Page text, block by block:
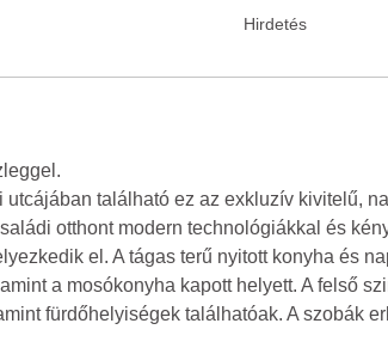
utcájában található ez az exkluzív kivitelű,
otthont modern technológiákkal és
el. A tágas terű nyitott konyha és
a mosókonyha kapott helyett. A felső
fürdőhelyiségek találhatóak. A szobák